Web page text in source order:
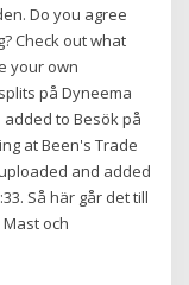
Do you agree
Check out what
your own
på Dyneema
to Besök på
at Been's Trade
and added
Så här går det till
och